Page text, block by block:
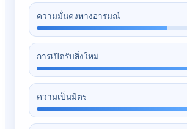
ความมั่นคงทางอารมณ์
การเปิดรับสิ่งใหม่
ความเป็นมิตร